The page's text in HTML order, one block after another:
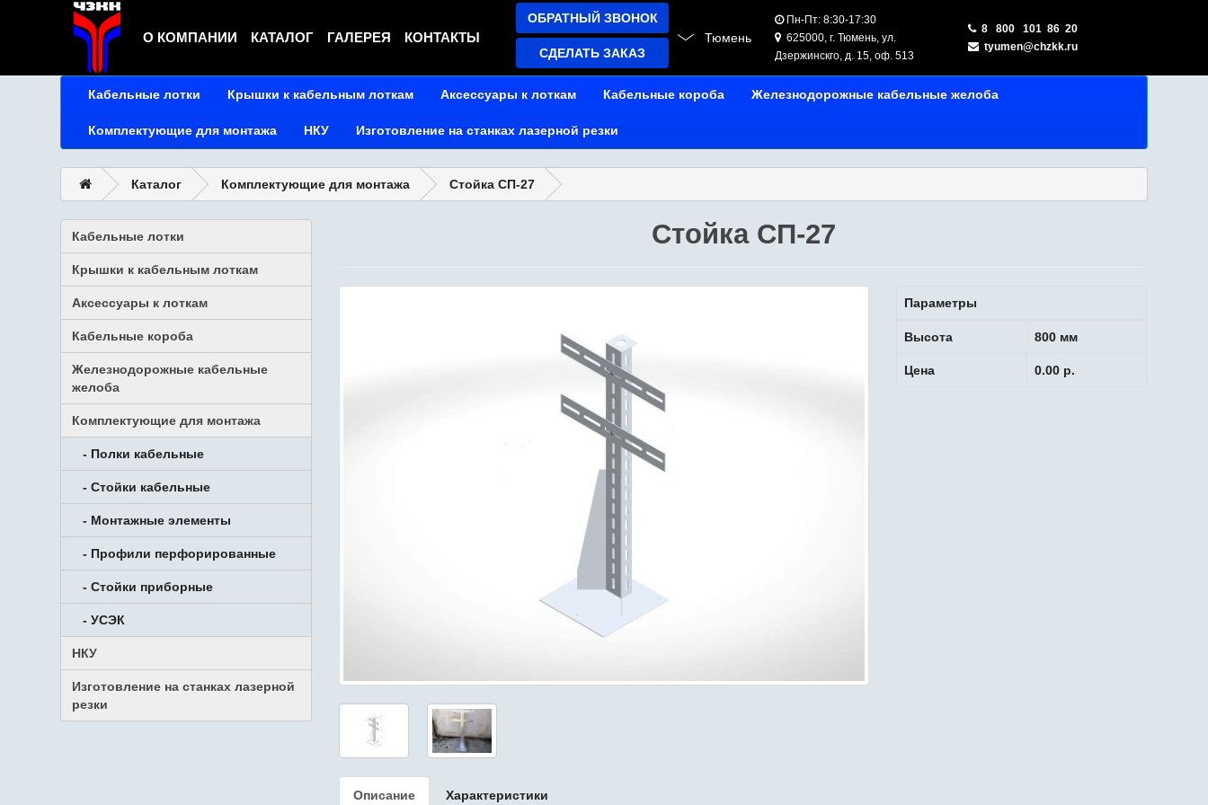
О КОМПАНИИ КАТАЛОГ ГАЛЕРЕЯ КОНТАКТЫ
ОБРАТНЫЙ ЗВОНОК
СДЕЛАТЬ ЗАКАЗ
Тюмень
Пн-Пт: 8:30-17:30
625000, г. Тюмень, ул.
Дзержинскго, д. 15, оф. 513
8 800 101 86 20
tyumen@chzkk.ru
Кабельные лотки Крышки к кабельным лоткам Аксессуары к лоткам Кабельные короба Железнодорожные кабельные желоба
Комплектующие для монтажа НКУ Изготовление на станках лазерной резки
Каталог Комплектующие для монтажа Стойка СП-27
Кабельные лотки
Крышки к кабельным лоткам
Аксессуары к лоткам
Кабельные короба
Железнодорожные кабельные
желоба
Комплектующие для монтажа
- Полки кабельные
- Стойки кабельные
- Монтажные элементы
- Профили перфорированные
- Стойки приборные
- УСЭК
НКУ
Изготовление на станках лазерной
резки
Стойка СП-27
Описание Характеристики
Параметры
Высота 800 мм
Цена 0.00 р.